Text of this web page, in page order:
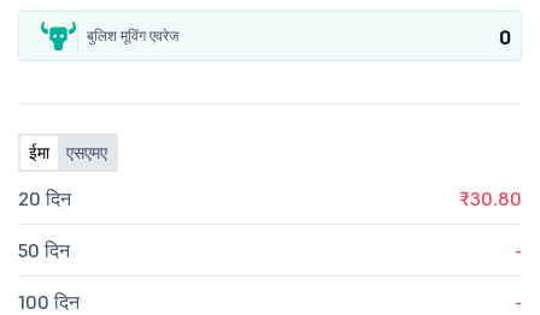
बुलिश मूविंग एवरेज 0
ईमा एसएमए
20 दिन ₹30.80
50 दिन -
100 दिन -